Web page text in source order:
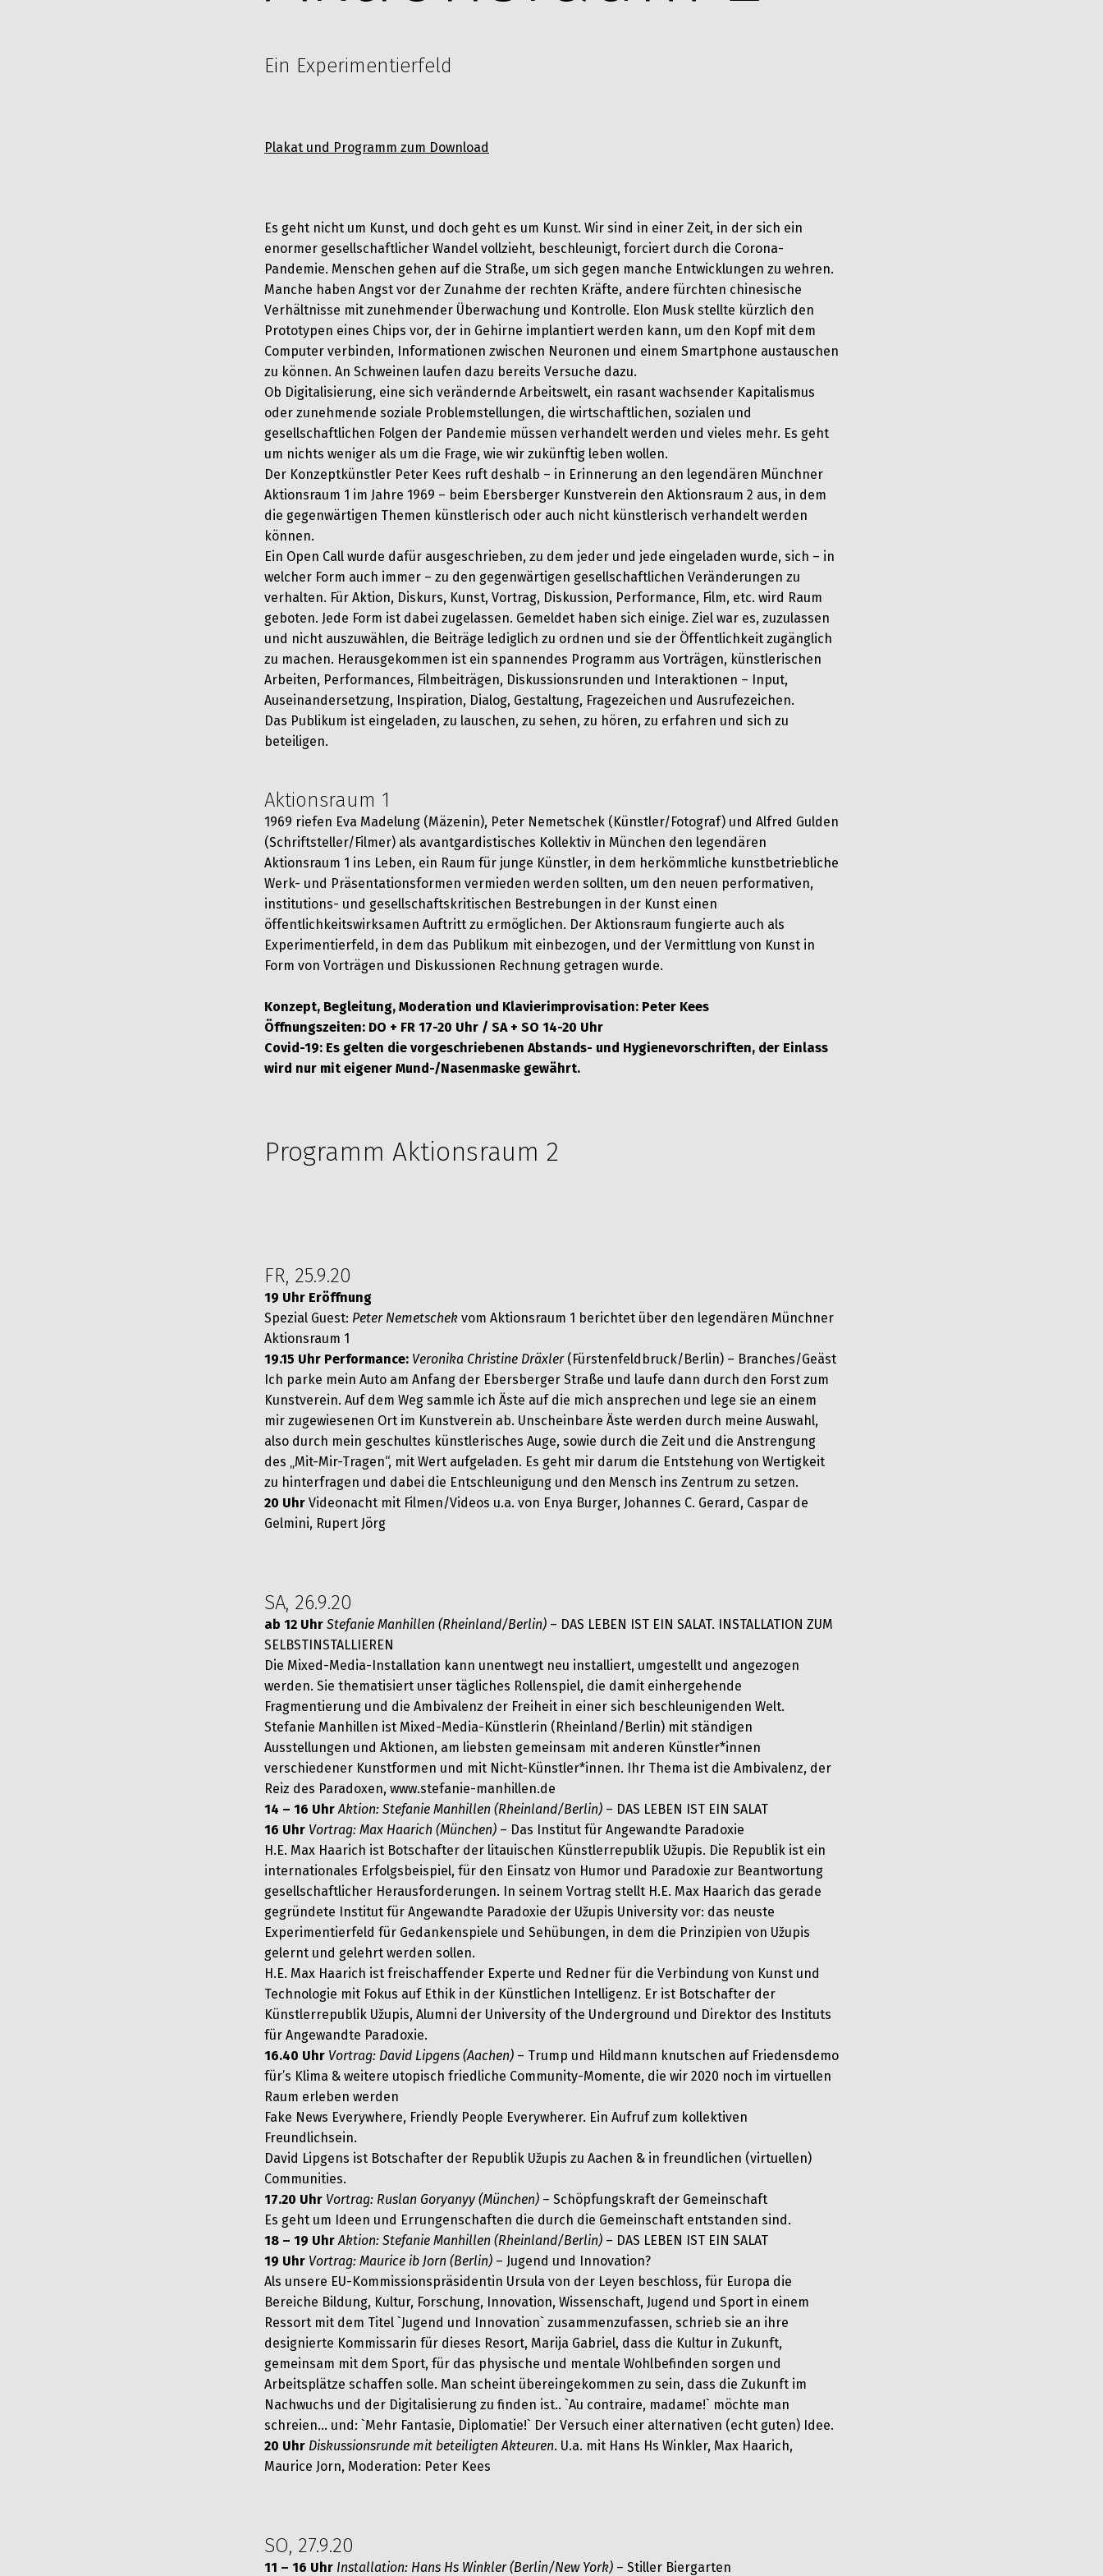
Ein Experimentierfeld
Plakat und Programm zum Download
Es geht nicht um Kunst, und doch geht es um Kunst. Wir sind in einer Zeit, in der sich ein
enormer gesellschaftlicher Wandel vollzieht, beschleunigt, forciert durch die Corona-
Pandemie. Menschen gehen auf die Straße, um sich gegen manche Entwicklungen zu wehren.
Manche haben Angst vor der Zunahme der rechten Kräfte, andere fürchten chinesische
Verhältnisse mit zunehmender Überwachung und Kontrolle. Elon Musk stellte kürzlich den
Prototypen eines Chips vor, der in Gehirne implantiert werden kann, um den Kopf mit dem
Computer verbinden, Informationen zwischen Neuronen und einem Smartphone austauschen
zu können. An Schweinen laufen dazu bereits Versuche dazu.
Ob Digitalisierung, eine sich verändernde Arbeitswelt, ein rasant wachsender Kapitalismus
oder zunehmende soziale Problemstellungen, die wirtschaftlichen, sozialen und
gesellschaftlichen Folgen der Pandemie müssen verhandelt werden und vieles mehr. Es geht
um nichts weniger als um die Frage, wie wir zukünftig leben wollen.
Der Konzeptkünstler Peter Kees ruft deshalb – in Erinnerung an den legendären Münchner
Aktionsraum 1 im Jahre 1969 – beim Ebersberger Kunstverein den Aktionsraum 2 aus, in dem
die gegenwärtigen Themen künstlerisch oder auch nicht künstlerisch verhandelt werden
können.
Ein Open Call wurde dafür ausgeschrieben, zu dem jeder und jede eingeladen wurde, sich – in
welcher Form auch immer – zu den gegenwärtigen gesellschaftlichen Veränderungen zu
verhalten. Für Aktion, Diskurs, Kunst, Vortrag, Diskussion, Performance, Film, etc. wird Raum
geboten. Jede Form ist dabei zugelassen. Gemeldet haben sich einige. Ziel war es, zuzulassen
und nicht auszuwählen, die Beiträge lediglich zu ordnen und sie der Öffentlichkeit zugänglich
zu machen. Herausgekommen ist ein spannendes Programm aus Vorträgen, künstlerischen
Arbeiten, Performances, Filmbeiträgen, Diskussionsrunden und Interaktionen – Input,
Auseinandersetzung, Inspiration, Dialog, Gestaltung, Fragezeichen und Ausrufezeichen.
Das Publikum ist eingeladen, zu lauschen, zu sehen, zu hören, zu erfahren und sich zu
beteiligen.
Aktionsraum 1
1969 riefen Eva Madelung (Mäzenin), Peter Nemetschek (Künstler/Fotograf) und Alfred Gulden
(Schriftsteller/Filmer) als avantgardistisches Kollektiv in München den legendären
Aktionsraum 1 ins Leben, ein Raum für junge Künstler, in dem herkömmliche kunstbetriebliche
Werk- und Präsentationsformen vermieden werden sollten, um den neuen performativen,
institutions- und gesellschaftskritischen Bestrebungen in der Kunst einen
öffentlichkeitswirksamen Auftritt zu ermöglichen. Der Aktionsraum fungierte auch als
Experimentierfeld, in dem das Publikum mit einbezogen, und der Vermittlung von Kunst in
Form von Vorträgen und Diskussionen Rechnung getragen wurde.
Konzept, Begleitung, Moderation und Klavierimprovisation: Peter Kees
Öffnungszeiten: DO + FR 17-20 Uhr / SA + SO 14-20 Uhr
Covid-19: Es gelten die vorgeschriebenen Abstands- und Hygienevorschriften, der Einlass
wird nur mit eigener Mund-/Nasenmaske gewährt.
Programm Aktionsraum 2
FR, 25.9.20
19 Uhr Eröffnung
Spezial Guest: Peter Nemetschek vom Aktionsraum 1 berichtet über den legendären Münchner
Aktionsraum 1
19.15 Uhr Performance: Veronika Christine Dräxler(Fürstenfeldbruck/Berlin) – Branches/Geäst
Ich parke mein Auto am Anfang der Ebersberger Straße und laufe dann durch den Forst zum
Kunstverein. Auf dem Weg sammle ich Äste auf die mich ansprechen und lege sie an einem
mir zugewiesenen Ort im Kunstverein ab. Unscheinbare Äste werden durch meine Auswahl,
also durch mein geschultes künstlerisches Auge, sowie durch die Zeit und die Anstrengung
des „Mit-Mir-Tragen“, mit Wert aufgeladen. Es geht mir darum die Entstehung von Wertigkeit
zu hinterfragen und dabei die Entschleunigung und den Mensch ins Zentrum zu setzen.
20 Uhr Videonacht mit Filmen/Videos u.a. von Enya Burger, Johannes C. Gerard, Caspar de
Gelmini, Rupert Jörg
SA, 26.9.20
ab 12 Uhr Stefanie Manhillen (Rheinland/Berlin) – DAS LEBEN IST EIN SALAT. INSTALLATION ZUM
SELBSTINSTALLIEREN
Die Mixed-Media-Installation kann unentwegt neu installiert, umgestellt und angezogen
werden. Sie thematisiert unser tägliches Rollenspiel, die damit einhergehende
Fragmentierung und die Ambivalenz der Freiheit in einer sich beschleunigenden Welt.
Stefanie Manhillen ist Mixed-Media-Künstlerin (Rheinland/Berlin) mit ständigen
Ausstellungen und Aktionen, am liebsten gemeinsam mit anderen Künstler*innen
verschiedener Kunstformen und mit Nicht-Künstler*innen. Ihr Thema ist die Ambivalenz, der
Reiz des Paradoxen, www.stefanie-manhillen.de
14 – 16 Uhr Aktion: Stefanie Manhillen (Rheinland/Berlin) – DAS LEBEN IST EIN SALAT
16 Uhr Vortrag: Max Haarich (München) – Das Institut für Angewandte Paradoxie
H.E. Max Haarich ist Botschafter der litauischen Künstlerrepublik Užupis. Die Republik ist ein
internationales Erfolgsbeispiel, für den Einsatz von Humor und Paradoxie zur Beantwortung
gesellschaftlicher Herausforderungen. In seinem Vortrag stellt H.E. Max Haarich das gerade
gegründete Institut für Angewandte Paradoxie der Užupis University vor: das neuste
Experimentierfeld für Gedankenspiele und Sehübungen, in dem die Prinzipien von Užupis
gelernt und gelehrt werden sollen.
H.E. Max Haarich ist freischaffender Experte und Redner für die Verbindung von Kunst und
Technologie mit Fokus auf Ethik in der Künstlichen Intelligenz. Er ist Botschafter der
Künstlerrepublik Užupis, Alumni der University of the Underground und Direktor des Instituts
für Angewandte Paradoxie.
16.40 Uhr Vortrag: David Lipgens (Aachen) – Trump und Hildmann knutschen auf Friedensdemo
für’s Klima & weitere utopisch friedliche Community-Momente, die wir 2020 noch im virtuellen
Raum erleben werden
Fake News Everywhere, Friendly People Everywherer. Ein Aufruf zum kollektiven
Freundlichsein.
David Lipgens ist Botschafter der Republik Užupis zu Aachen & in freundlichen (virtuellen)
Communities.
17.20 Uhr Vortrag: Ruslan Goryanyy (München) – Schöpfungskraft der Gemeinschaft
Es geht um Ideen und Errungenschaften die durch die Gemeinschaft entstanden sind.
18 – 19 Uhr Aktion: Stefanie Manhillen (Rheinland/Berlin) – DAS LEBEN IST EIN SALAT
19 Uhr Vortrag: Maurice ib Jorn (Berlin) – Jugend und Innovation?
Als unsere EU-Kommissionspräsidentin Ursula von der Leyen beschloss, für Europa die
Bereiche Bildung, Kultur, Forschung, Innovation, Wissenschaft, Jugend und Sport in einem
Ressort mit dem Titel `Jugend und Innovation` zusammenzufassen, schrieb sie an ihre
designierte Kommissarin für dieses Resort, Marija Gabriel, dass die Kultur in Zukunft,
gemeinsam mit dem Sport, für das physische und mentale Wohlbefinden sorgen und
Arbeitsplätze schaffen solle. Man scheint übereingekommen zu sein, dass die Zukunft im
Nachwuchs und der Digitalisierung zu finden ist.. `Au contraire, madame!` möchte man
schreien… und: `Mehr Fantasie, Diplomatie!` Der Versuch einer alternativen (echt guten) Idee.
20 Uhr Diskussionsrunde mit beteiligten Akteuren. U.a. mit Hans Hs Winkler, Max Haarich,
Maurice Jorn, Moderation: Peter Kees
SO, 27.9.20
11 – 16 Uhr Installation: Hans Hs Winkler (Berlin/New York) – Stiller Biergarten